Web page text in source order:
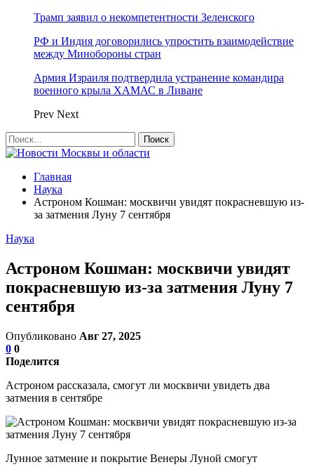
Трамп заявил о некомпетентности Зеленского
РФ и Индия договорились упростить взаимодействие
между Минобороны стран
Армия Израиля подтвердила устранение командира
военного крыла ХАМАС в Ливане
Prev Next
Главная
Наука
Астроном Кошман: москвичи увидят покрасневшую из-
за затмения Луну 7 сентября
Наука
Астроном Кошман: москвичи увидят
покрасневшую из-за затмения Луну 7
сентября
Опубликовано Авг 27, 2025
0 0
Поделится
Астроном рассказала, смогут ли москвичи увидеть два
затмения в сентябре
Лунное затмение и покрытие Венеры Луной смогут